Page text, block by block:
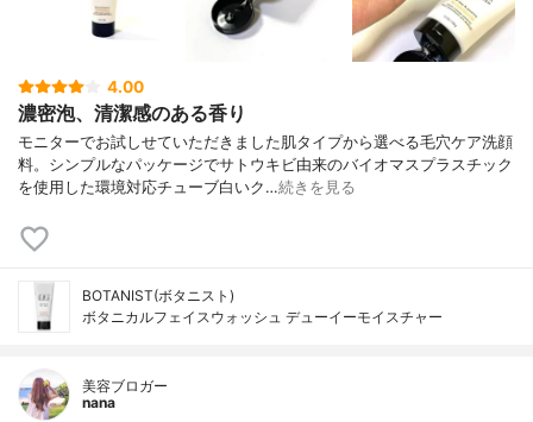
4.00
濃密泡、清潔感のある香り
モニターでお試しせていただきました肌タイプから選べる毛穴ケア洗顔
料。シンプルなパッケージでサトウキビ由来のバイオマスプラスチック
を使用した環境対応チューブ白いク…続きを見る
BOTANIST(ボタニスト)
ボタニカルフェイスウォッシュ デューイーモイスチャー
美容ブロガー
nana